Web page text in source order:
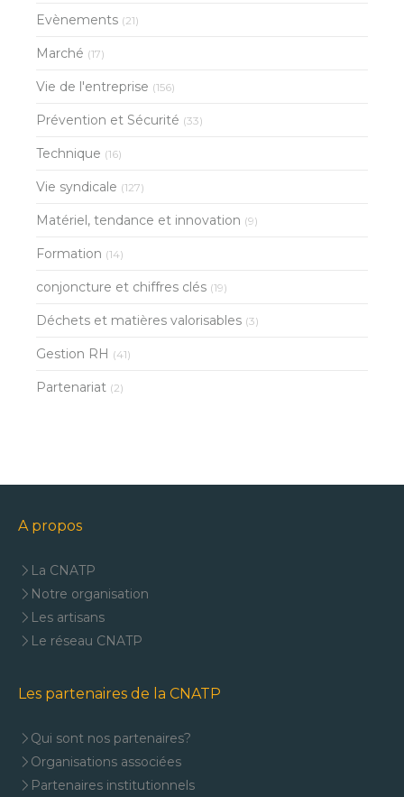
Evènements (21)
Marché (17)
Vie de l'entreprise (156)
Prévention et Sécurité (33)
Technique (16)
Vie syndicale (127)
Matériel, tendance et innovation (9)
Formation (14)
conjoncture et chiffres clés (19)
Déchets et matières valorisables (3)
Gestion RH (41)
Partenariat (2)
A propos
La CNATP
Notre organisation
Les artisans
Le réseau CNATP
Les partenaires de la CNATP
Qui sont nos partenaires?
Organisations associées
Partenaires institutionnels